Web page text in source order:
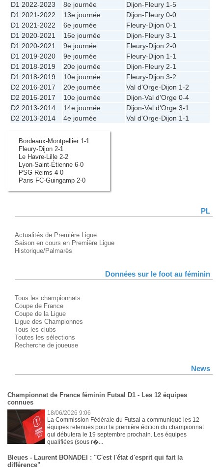
D1 2022-2023
8e journée Dijon-Fleury 1-5
D1 2021-2022
13e journée Dijon-Fleury 0-0
D1 2021-2022
6e journée Fleury-Dijon 0-1
D1 2020-2021
16e journée Dijon-Fleury 3-1
D1 2020-2021
9e journée Fleury-Dijon 2-0
D1 2019-2020
9e journée Fleury-Dijon 1-1
D1 2018-2019
20e journée Dijon-Fleury 2-1
D1 2018-2019
10e journée Fleury-Dijon 3-2
D2 2016-2017
20e journée Val d'Orge-Dijon 1-2
D2 2016-2017
10e journée Dijon-Val d'Orge 0-4
D2 2013-2014
14e journée Dijon-Val d'Orge 3-1
D2 2013-2014
4e journée Val d'Orge-Dijon 1-1
Bordeaux-Montpellier 1-1
Fleury-Dijon 2-1
Le Havre-Lille 2-2
Lyon-Saint-Étienne 6-0
PSG-Reims 4-0
Paris FC-Guingamp 2-0
PL
Actualités de Première Ligue
Saison en cours en Première Ligue
Historique/Palmarès
Données sur le foot au féminin
Tous les championnats
Coupe de France
Coupe de la Ligue
Ligue des Championnes
Tous les clubs
Toutes les sélections
Recherche de joueuse
News
Championnat de France féminin Futsal D1 - Les 12 équipes
connues
18/06/2026 9:06
La Commission Fédérale du Futsal a communiqué les 12
équipes retenues pour la première édition du championnat
qui débutera le 19 septembre prochain. Les équipes
qualifiées (sous r�...
Bleues - Laurent BONADEI : "C'est l'état d'esprit qui fait la
différence"